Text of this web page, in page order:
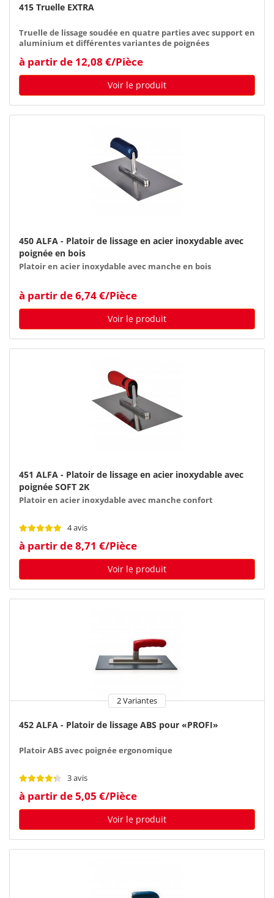
415 Truelle EXTRA
Truelle de lissage soudée en quatre parties avec support en
aluminium et différentes variantes de poignées
à partir de 12,08 €/Pièce
Voir le produit
450 ALFA - Platoir de lissage en acier inoxydable avec
poignée en bois
Platoir en acier inoxydable avec manche en bois
à partir de 6,74 €/Pièce
Voir le produit
451 ALFA - Platoir de lissage en acier inoxydable avec
poignée SOFT 2K
Platoir en acier inoxydable avec manche confort
4 avis
à partir de 8,71 €/Pièce
Voir le produit
2 Variantes
452 ALFA - Platoir de lissage ABS pour «PROFI»
Platoir ABS avec poignée ergonomique
3 avis
à partir de 5,05 €/Pièce
Voir le produit